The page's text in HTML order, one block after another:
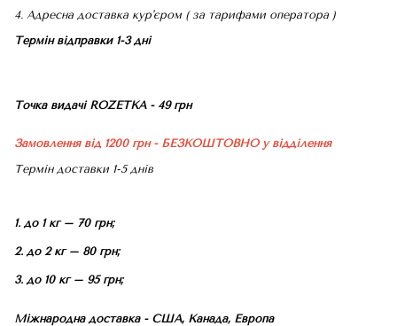
4. Адресна доставка кур'єром ( за тарифами оператора )
Термін відправки 1-3 дні
Точка видачі ROZETKA - 49 грн
Замовлення від 1200 грн - БЕЗКОШТОВНО у відділення
Термін доставки 1-5 днів
1. до 1 кг – 70 грн;
2. до 2 кг – 80 грн;
3. до 10 кг – 95 грн;
Міжнародна доставка - США, Канада, Европа